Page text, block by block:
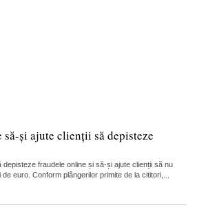
să-și ajute clienții să depisteze
fraudele online și să-și ajute clienții să nu
euro. Conform plângerilor primite de la cititori,...